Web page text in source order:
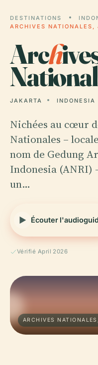
DESTINATIONS
ARCHIVES NATIONALES,
Arch
JAKARTA INDONESIA
Nichées au cœur
Nationales –
nom de Gedung
Indonesia (ANRI)
un…
Écouter
Vérifié April 2026
ARCHIVES